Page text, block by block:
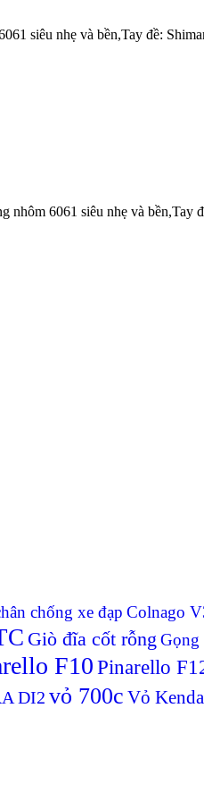
siêu nhẹ và bền,Tay đề:
6061 siêu nhẹ và bền,Tay
chống xe đạp Colnago
Giò đĩa cốt rỗng Gọng
F10Pinarello
DI2 vỏ 700c Vỏ Kenda